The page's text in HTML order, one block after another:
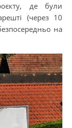
де були
(через 10
на